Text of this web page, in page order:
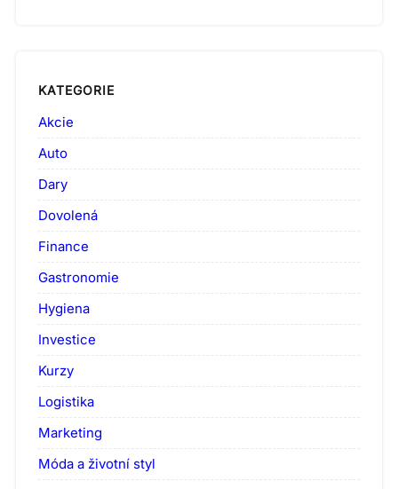
KATEGORIE
Akcie
Auto
Dary
Dovolená
Finance
Gastronomie
Hygiena
Investice
Kurzy
Logistika
Marketing
Móda a životní styl